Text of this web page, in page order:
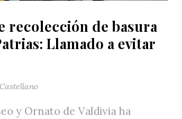
recolección de basura
Llamado a evitar
y Ornato de Valdivia ha